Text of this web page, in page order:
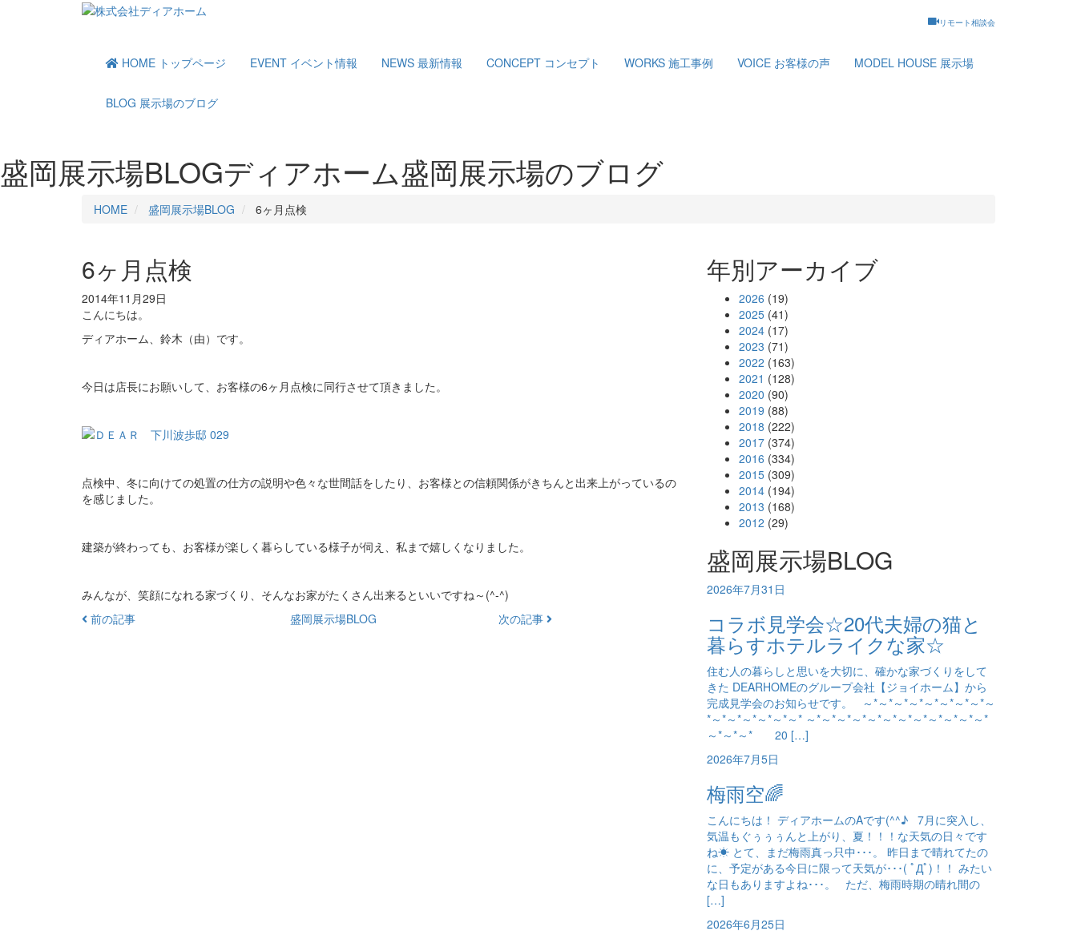
リモート相談会
HOME トップページ EVENT イベント情報 NEWS 最新情報 CONCEPT コンセプト WORKS 施工事例 VOICE お客様の声 MODEL HOUSE 展示場
BLOG 展示場のブログ
盛岡展示場BLOGディアホーム盛岡展示場のブログ
HOME 盛岡展示場BLOG 6ヶ月点検
6ヶ月点検
2014年11月29日
こんにちは。
ディアホーム、鈴木（由）です。
今日は店長にお願いして、お客様の6ヶ月点検に同行させて頂きました。
点検中、冬に向けての処置の仕方の説明や色々な世間話をしたり、お客様との信頼関係がきちんと出来上がっているの
を感じました。
建築が終わっても、お客様が楽しく暮らしている様子が伺え、私まで嬉しくなりました。
みんなが、笑顔になれる家づくり、そんなお家がたくさん出来るといいですね～(^-^)
前の記事
盛岡展示場BLOG 次の記事
年別アーカイブ
2026 (19)
2025 (41)
2024 (17)
2023 (71)
2022 (163)
2021 (128)
2020 (90)
2019 (88)
2018 (222)
2017 (374)
2016 (334)
2015 (309)
2014 (194)
2013 (168)
2012 (29)
盛岡展示場BLOG
2026年7月31日
コラボ見学会☆20代夫婦の猫と
暮らすホテルライクな家☆
住む人の暮らしと思いを大切に、確かな家づくりをして
きた DEARHOMEのグループ会社【ジョイホーム】から
完成見学会のお知らせです。 ～*～*～*～*～*～*～*～*～
*～*～*～*～*～*～* ～*～*～*～*～*～*～*～*～*～*～*～*
～*～*～* 20 […]
2026年7月5日
梅雨空🌈
こんにちは！ ディアホームのAです(^^♪ 7月に突入し、
気温もぐぅぅぅんと上がり、夏！！！な天気の日々です
ね☀ とて、まだ梅雨真っ只中･･･。 昨日まで晴れてたの
に、予定がある今日に限って天気が･･･( ﾟДﾟ)！！ みたい
な日もありますよね･･･。 ただ、梅雨時期の晴れ間の
[…]
2026年6月25日